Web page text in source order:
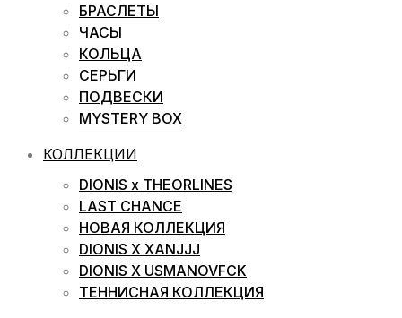
БРАСЛЕТЫ
ЧАСЫ
КОЛЬЦА
СЕРЬГИ
ПОДВЕСКИ
MYSTERY BOX
КОЛЛЕКЦИИ
DIONIS x THEORLINES
LAST CHANCE
НОВАЯ КОЛЛЕКЦИЯ
DIONIS X XANJJJ
DIONIS X USMANOVFCK
ТЕННИСНАЯ КОЛЛЕКЦИЯ